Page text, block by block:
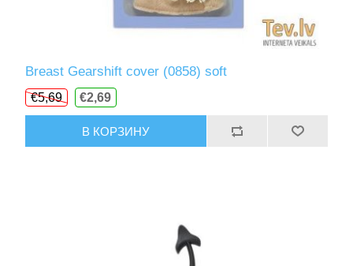
Breast Gearshift cover (0858) soft
€5,69 €2,69
В КОРЗИНУ